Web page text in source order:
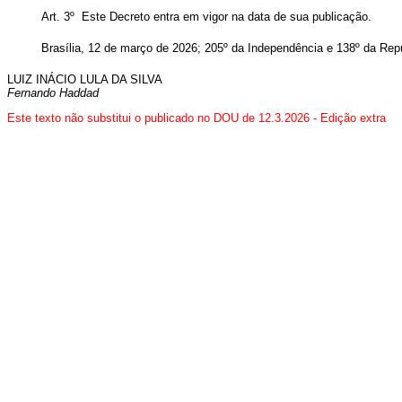
Art. 3º Este Decreto entra em vigor na data de sua publicação.
Brasília, 12 de março de 2026; 205º da Independência e 138º da
LUIZ INÁCIO LULA DA SILVA
Fernando Haddad
Este texto não substitui o publicado no DOU de 12.3.2026 - Edição extra